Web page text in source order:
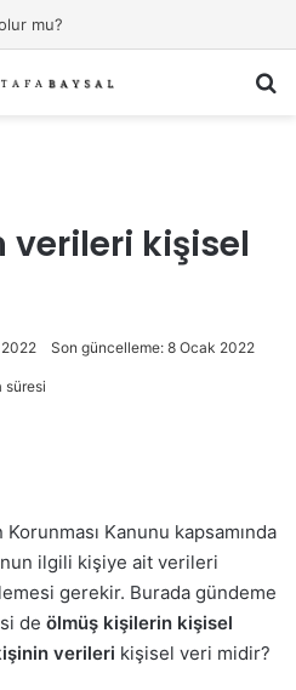
verileri kişisel
Son güncelleme: 8 Ocak 2022
süresi
Kanunu kapsamında
ilgili kişiye ait verileri
gerekir. Burada gündeme
de ölmüş kişilerin kişisel
verileri kişisel veri midir?